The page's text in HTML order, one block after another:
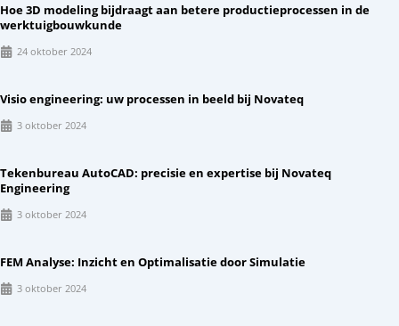
Hoe 3D modeling bijdraagt aan betere productieprocessen in de
werktuigbouwkunde
24 oktober 2024
Visio engineering: uw processen in beeld bij Novateq
3 oktober 2024
Tekenbureau AutoCAD: precisie en expertise bij Novateq
Engineering
3 oktober 2024
FEM Analyse: Inzicht en Optimalisatie door Simulatie
3 oktober 2024